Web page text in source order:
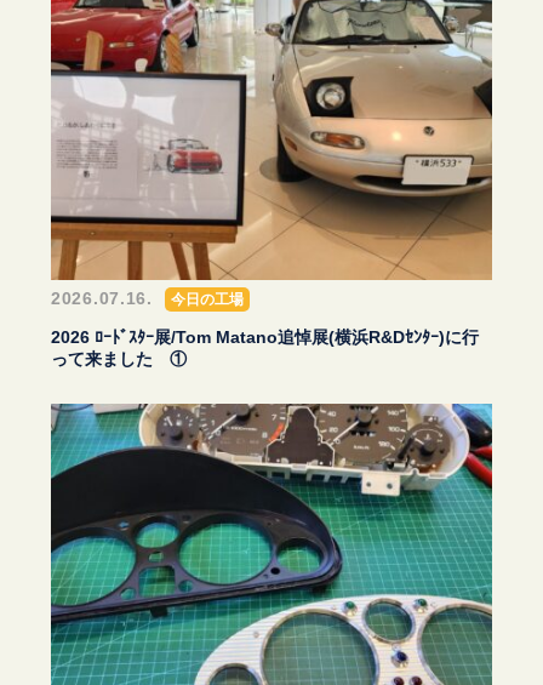
2026.07.16. 今日の工場
2026 ﾛｰﾄﾞｽﾀｰ展/Tom Matano追悼展(横浜R&Dｾﾝﾀｰ)に行
って来ました ①